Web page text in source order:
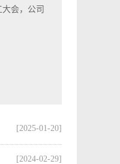
会，公司
[2025-01-20]
[2024-02-29]